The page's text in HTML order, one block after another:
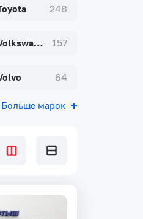
248
157
64
Больше марок